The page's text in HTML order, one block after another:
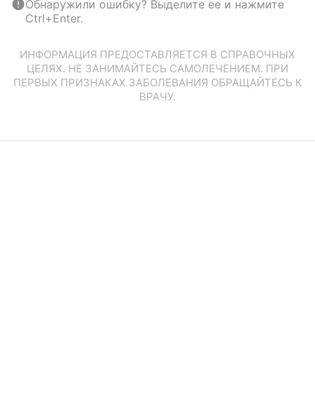
Обнаружили ошибку? Выделите ее и нажмите
Ctrl+Enter.
ИНФОРМАЦИЯ ПРЕДОСТАВЛЯЕТСЯ В СПРАВОЧНЫХ
ЦЕЛЯХ. НЕ ЗАНИМАЙТЕСЬ САМОЛЕЧЕНИЕМ. ПРИ
ПЕРВЫХ ПРИЗНАКАХ ЗАБОЛЕВАНИЯ ОБРАЩАЙТЕСЬ К
ВРАЧУ.